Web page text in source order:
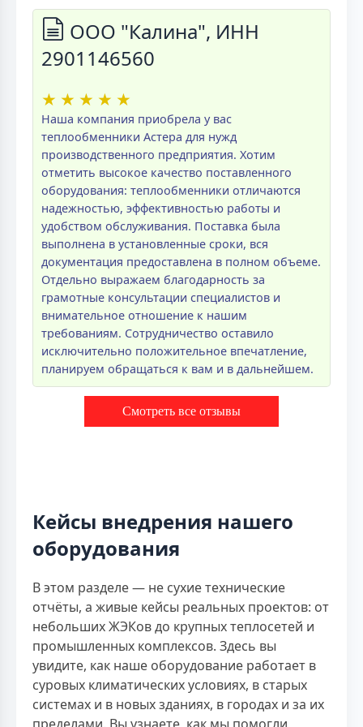
ООО "Калина", ИНН
2901146560
★ ★ ★ ★ ★
Наша компания приобрела у вас
теплообменники Астера для нужд
производственного предприятия. Хотим
отметить высокое качество поставленного
оборудования: теплообменники отличаются
надежностью, эффективностью работы и
удобством обслуживания. Поставка была
выполнена в установленные сроки, вся
документация предоставлена в полном объеме.
Отдельно выражаем благодарность за
грамотные консультации специалистов и
внимательное отношение к нашим
требованиям. Сотрудничество оставило
исключительно положительное впечатление,
планируем обращаться к вам и в дальнейшем.
Смотреть все отзывы
Кейсы внедрения нашего
оборудования
В этом разделе — не сухие технические
отчёты, а живые кейсы реальных проектов: от
небольших ЖЭКов до крупных теплосетей и
промышленных комплексов. Здесь вы
увидите, как наше оборудование работает в
суровых климатических условиях, в старых
системах и в новых зданиях, в городах и за их